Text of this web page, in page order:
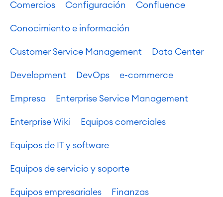
Comercios Configuración Confluence
Conocimiento e información
Customer Service Management Data Center
Development DevOps e-commerce
Empresa Enterprise Service Management
Enterprise Wiki Equipos comerciales
Equipos de IT y software
Equipos de servicio y soporte
Equipos empresariales Finanzas